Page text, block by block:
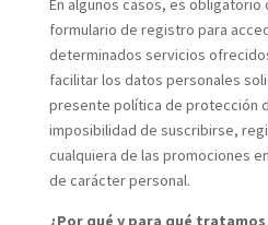
En algunos casos, es obligatorio
formulario de registro para
determinados servicios
facilitar los datos personales
presente política de protección
imposibilidad de suscribirse,
cualquiera de las promociones
de carácter personal.
¿Por qué y para qué